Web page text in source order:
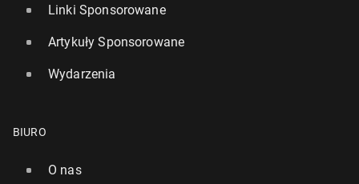
Linki Sponsorowane
Artykuły Sponsorowane
Wydarzenia
BIURO
O nas